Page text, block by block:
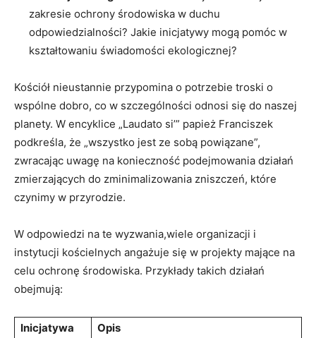
zakresie ochrony ‌środowiska w duchu
odpowiedzialności? Jakie inicjatywy mogą⁢ pomóc ​w
kształtowaniu świadomości‍ ekologicznej?
Kościół⁤ nieustannie przypomina o potrzebie troski o
wspólne dobro, co ​w ‍szczególności odnosi się do naszej
‌planety. W encyklice „Laudato ⁤si’” ⁤papież Franciszek
podkreśla, ‌że „wszystko jest ‌ze sobą⁢ powiązane”,
‍zwracając‌ uwagę⁢ na konieczność podejmowania ⁤działań
zmierzających do ‍zminimalizowania zniszczeń, ⁤które ​
czynimy w⁣ przyrodzie.
W odpowiedzi na te wyzwania,wiele⁢ organizacji i
instytucji kościelnych ⁣angażuje się⁤ w ​projekty mające ⁢na‍
celu​ ochronę środowiska.⁢ Przykłady takich działań
obejmują:
Inicjatywa
Opis